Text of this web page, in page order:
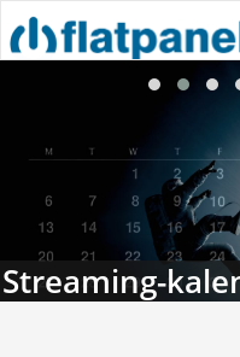
Streaming-